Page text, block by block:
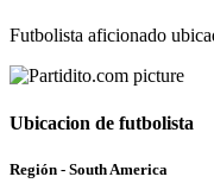
Futbolista aficionado
Ubicacion de futbolista
Región - South America